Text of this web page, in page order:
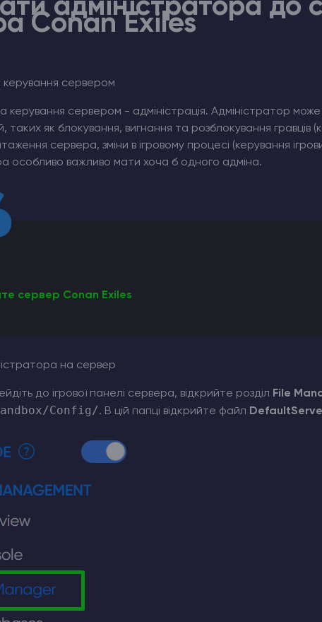
адміністратора до
Conan Exiles
керування сервером
керування сервером - адміністрація. Адміністратор
таких як блокування, вигнання та розблокування гравців
сервера, зміни в ігровому процесі (керування
особливо важливо мати хоча б одного адміна.
сервер Conan Exiles
на сервер
до ігрової панелі сервера, відкрийте розділ File
Config/. В цій папці відкрийте файл